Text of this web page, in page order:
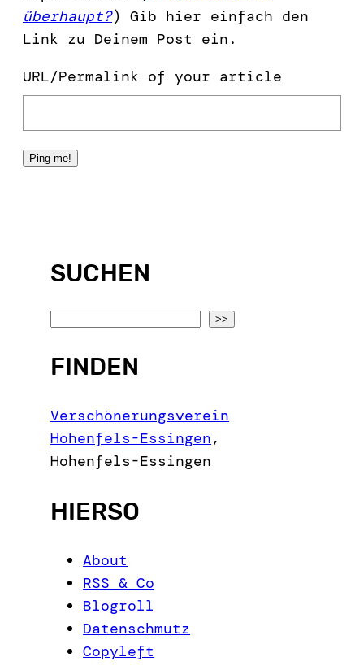
überhaupt?) Gib hier einfach den
Link zu Deinem Post ein.
URL/Permalink of your article
SUCHEN
a
c
h
>>
FINDEN
Verschönerungsverein
Hohenfels-Essingen,
Hohenfels-Essingen
HIERSO
About
RSS & Co
Blogroll
Datenschmutz
Copyleft